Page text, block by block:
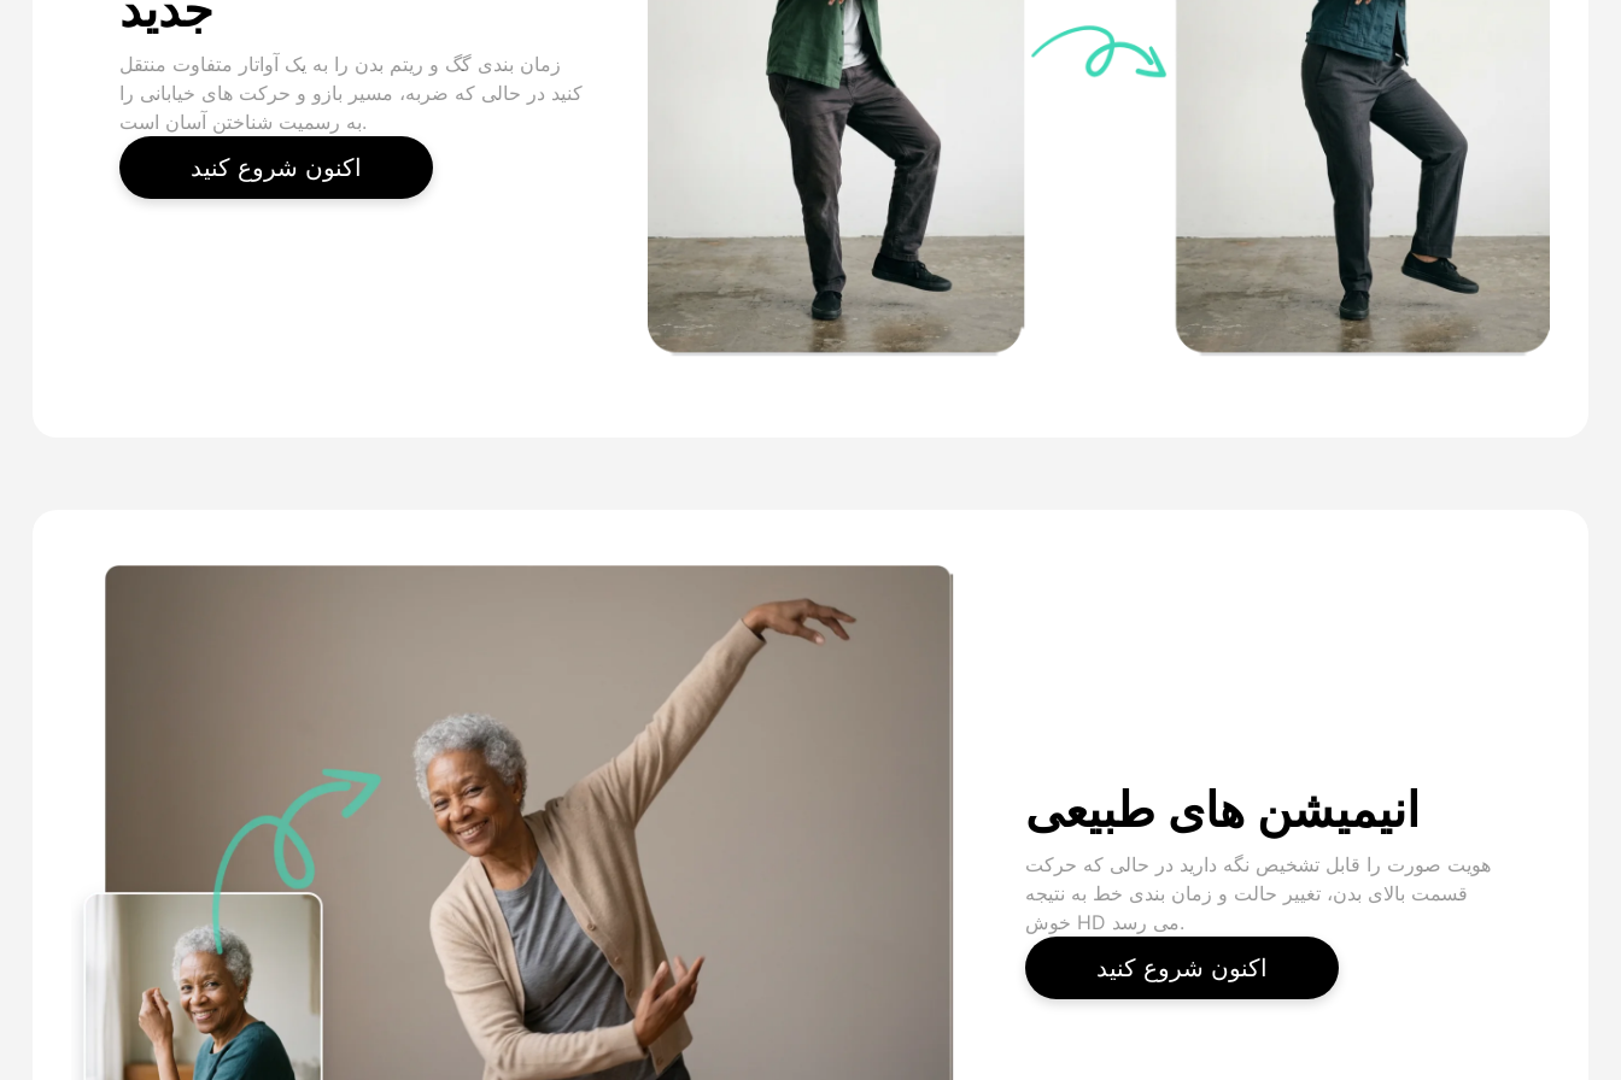
زمان بندی گگ و ریتم بدن را به یک آواتار متفاوت منتقل
کنید در حالی که ضربه، مسیر بازو و حرکت های خیابانی را
به رسمیت شناختن آسان است.
اکنون شروع کنید
انیمیشن های طبیعی
هویت صورت را قابل تشخیص نگه دارید در حالی که حرکت
قسمت بالای بدن، تغییر حالت و زمان بندی خط به نتیجه
خوش HD می رسد.
اکنون شروع کنید